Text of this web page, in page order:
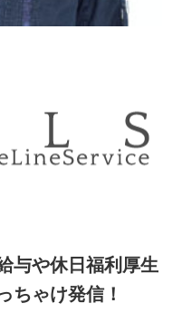
与や休日福利厚生
ちゃけ発信！